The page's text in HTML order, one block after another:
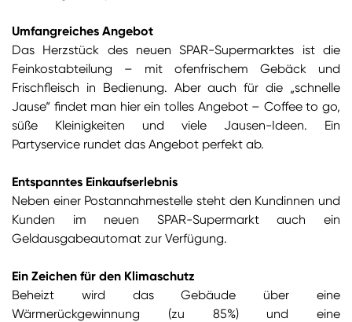
Umfangreiches Angebot
Das Herzstück des neuen SPAR-Supermarktes ist die
Feinkostabteilung – mit ofenfrischem Gebäck und
Frischfleisch in Bedienung. Aber auch für die „schnelle
Jause“ findet man hier ein tolles Angebot – Coffee to go,
süße Kleinigkeiten und viele Jausen-Ideen. Ein
Partyservice rundet das Angebot perfekt ab.
Entspanntes Einkaufserlebnis
Neben einer Postannahmestelle steht den Kundinnen und
Kunden im neuen SPAR-Supermarkt auch ein
Geldausgabeautomat zur Verfügung.
Ein Zeichen für den Klimaschutz
Beheizt wird das Gebäude über eine
Wärmerückgewinnung (zu 85%) und eine